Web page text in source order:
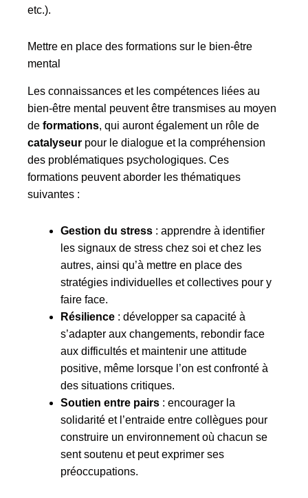
etc.).
Mettre en place des formations sur le bien-être
mental
Les connaissances et les compétences liées au
bien-être mental peuvent être transmises au moyen
de formations, qui auront également un rôle de
catalyseur pour le dialogue et la compréhension
des problématiques psychologiques. Ces
formations peuvent aborder les thématiques
suivantes :
Gestion du stress : apprendre à identifier
les signaux de stress chez soi et chez les
autres, ainsi qu’à mettre en place des
stratégies individuelles et collectives pour y
faire face.
Résilience : développer sa capacité à
s’adapter aux changements, rebondir face
aux difficultés et maintenir une attitude
positive, même lorsque l’on est confronté à
des situations critiques.
Soutien entre pairs : encourager la
solidarité et l’entraide entre collègues pour
construire un environnement où chacun se
sent soutenu et peut exprimer ses
préoccupations.